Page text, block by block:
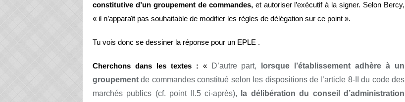
constitutive d’un groupement de commandes,et autoriser l’exécutif à la signer. Selon Bercy,
« il n’apparaît pas souhaitable de modifier les règles de délégation sur ce point ».
Tu vois donc se dessiner la réponse pour un EPLE .
Cherchons dans les textes : « D’autre part,
lorsque l’établissement adhère à un
groupement de commandes constitué selon les dispositions de l’article 8-II du code des
marchés publics (cf. point II.5 ci-après),
la délibération du conseil d’administration